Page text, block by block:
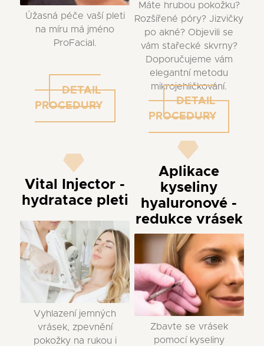
Úžasná péče vaší pleti
na míru má jméno
ProFacial.
DETAIL
PROCEDURY
Máte hrubou pokožku?
Rozšířené póry? Jizvičky
po akné? Objevili se
vám stařecké skvrny?
Doporučujeme vám
elegantní metodu
mikrojehličkování.
DETAIL
PROCEDURY
Vital Injector -
hydratace pleti
Vyhlazení jemných
vrásek, zpevnění
pokožky na rukou i
Aplikace
kyseliny
hyaluronové -
redukce vrásek
Zbavte se vrásek
pomocí kyseliny